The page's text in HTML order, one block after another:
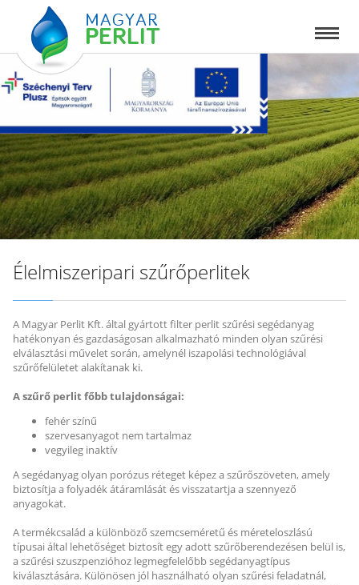
Élelmiszeripari szűrőperlitek
A Magyar Perlit Kft. által gyártott filter perlit szűrési segédanyag
hatékonyan és gazdaságosan alkalmazható minden olyan szűrési
elválasztási művelet során, amelynél iszapolási technológiával
szűrőfelületet alakítanak ki.
A szűrő perlit főbb tulajdonságai:
fehér színű
szervesanyagot nem tartalmaz
vegyileg inaktív
A segédanyag olyan porózus réteget képez a szűrőszöveten, amely
biztosítja a folyadék átáramlását és visszatartja a szennyező
anyagokat.
A termékcsalád a különböző szemcseméretű és méreteloszlású
típusai által lehetőséget biztosít egy adott szűrőberendezésen belül is,
a szűrési szuszpenzióhoz legmegfelelőbb segédanyagtípus
kiválasztására. Különösen jól használható olyan szűrési feladatnál,